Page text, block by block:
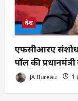
देश
एफसीआरए
पॉल की
JA Bureau 1